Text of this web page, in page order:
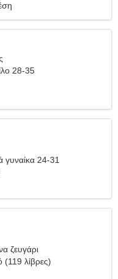
28-35
γυναίκα 24-31
ζευγάρι
(119 λίβρες)